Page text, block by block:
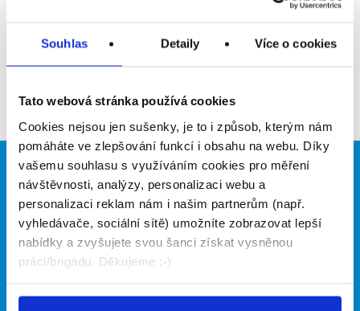
Souhlas Detaily Více o cookies
Tato webová stránka používá cookies
Cookies nejsou jen sušenky, je to i způsob, kterým nám
pomáháte ve zlepšování funkcí i obsahu na webu. Díky
vašemu souhlasu s využíváním cookies pro měření
návštěvnosti, analýzy, personalizaci webu a
personalizaci reklam nám i našim partnerům (např.
vyhledávače, sociální sítě) umožníte zobrazovat lepší
nabídky a zvyšujete svou šanci získat vysněnou
práci/brigádu. Děkujeme :-)
Brigádníci
Články
Hledané brigády
Firmy
Vložit inzerát
Ceník
Propagace
O portálu Naše další projekty